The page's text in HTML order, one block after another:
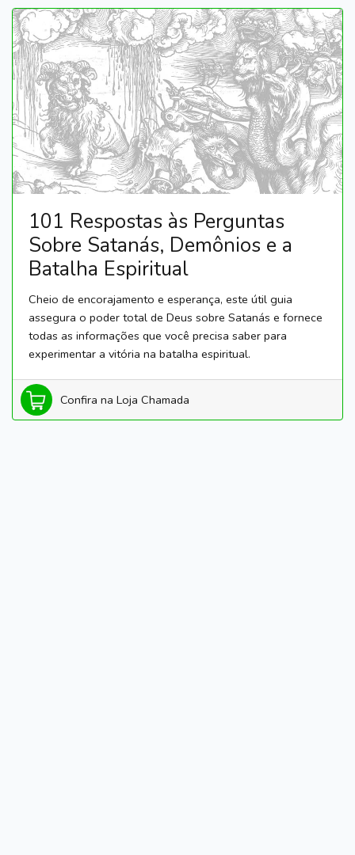
101 Respostas às Perguntas
Sobre Satanás, Demônios e a
Batalha Espiritual
Cheio de encorajamento e esperança, este útil guia
assegura o poder total de Deus sobre Satanás e fornece
todas as informações que você precisa saber para
experimentar a vitória na batalha espiritual.
Confira na Loja Chamada